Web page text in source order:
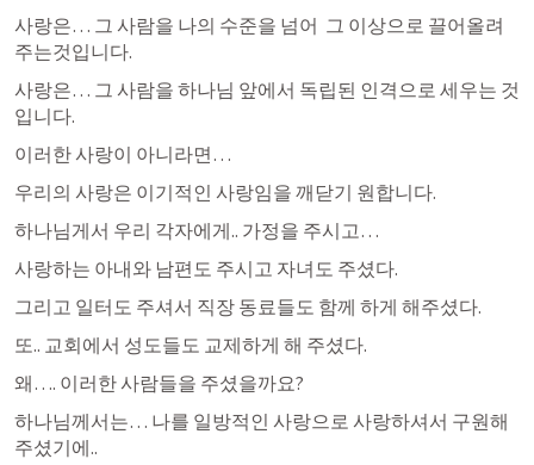
사랑은… 그 사람을 나의 수준을 넘어  그 이상으로 끌어올려
주는것입니다.
사랑은… 그 사람을 하나님 앞에서 독립된 인격으로 세우는 것
입니다.
이러한 사랑이 아니라면…
우리의 사랑은 이기적인 사랑임을 깨닫기 원합니다.
하나님게서 우리 각자에게.. 가정을 주시고…
사랑하는 아내와 남편도 주시고 자녀도 주셨다.
그리고 일터도 주셔서 직장 동료들도 함께 하게 해주셨다.
또.. 교회에서 성도들도 교제하게 해 주셨다.
왜…. 이러한 사람들을 주셨을까요?
하나님께서는… 나를 일방적인 사랑으로 사랑하셔서 구원해
주셨기에..